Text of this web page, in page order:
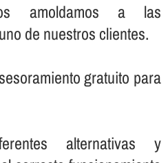
amoldamos a las
de nuestros clientes.
gratuito para
alternativas y